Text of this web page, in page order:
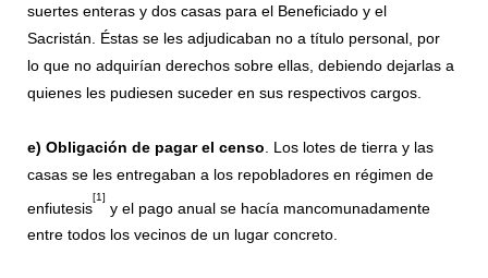
suertes enteras y dos casas para el Beneficiado y el
Sacristán. Éstas se les adjudicaban no a título personal, por
lo que no adquirían derechos sobre ellas, debiendo dejarlas a
quienes les pudiesen suceder en sus respectivos cargos.
e) Obligación de pagar el censo . Los lotes de tierra y las
casas se les entregaban a los repobladores en régimen de
enfiutesis
[1]
y el pago anual se hacía mancomunadamente
entre todos los vecinos de un lugar concreto.